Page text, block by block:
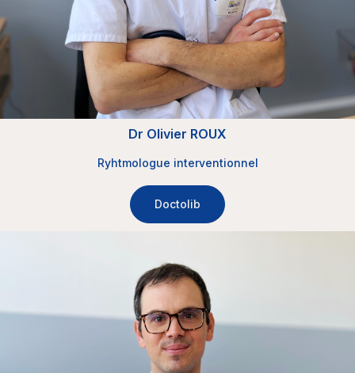
Dr Olivier ROUX
Ryhtmologue interventionnel
Doctolib